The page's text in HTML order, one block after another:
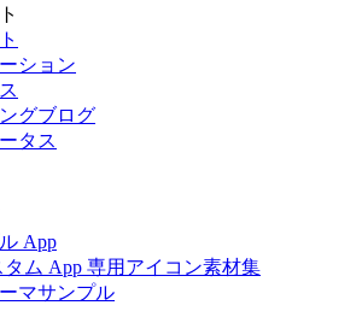
ション
グブログ
タス
App
タム App 専用アイコン素材集
マサンプル